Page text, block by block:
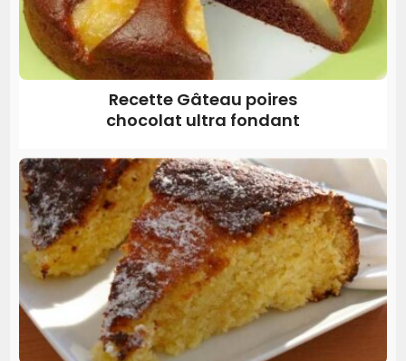
Recette Gâteau poires
chocolat ultra fondant